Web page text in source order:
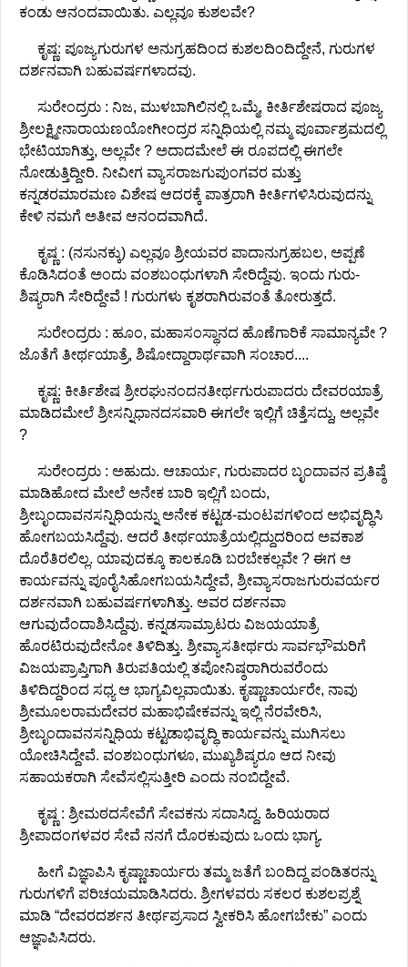
ಕಂಡು ಆನಂದವಾಯಿತು. ಎಲ್ಲವೂ ಕುಶಲವೇ?
ಕೃಷ್ಣ: ಪೂಜ್ಯಗುರುಗಳ ಅನುಗ್ರಹದಿಂದ ಕುಶಲದಿಂದಿದ್ದೇನೆ, ಗುರುಗಳ
ದರ್ಶನವಾಗಿ ಬಹುವರ್ಷಗಳಾದವು.
ಸುರೇಂದ್ರರು : ನಿಜ, ಮುಳಬಾಗಿಲಿನಲ್ಲಿ ಒಮ್ಮೆ, ಕೀರ್ತಿಶೇಷರಾದ ಪೂಜ್ಯ
ಶ್ರೀಲಕ್ಷ್ಮೀನಾರಾಯಣಯೋಗೀಂದ್ರರ ಸನ್ನಿಧಿಯಲ್ಲಿ ನಮ್ಮ ಪೂರ್ವಾಶ್ರಮದಲ್ಲಿ
ಭೇಟಿಯಾಗಿತ್ತು, ಅಲ್ಲವೇ ? ಅದಾದಮೇಲೆ ಈ ರೂಪದಲ್ಲಿ ಈಗಲೇ
ನೋಡುತ್ತಿದ್ದೀರಿ. ನೀವೀಗ ವ್ಯಾಸರಾಜಗುಪುಂಗವರ ಮತ್ತು
ಕನ್ನಡರಮಾರಮಣ ವಿಶೇಷ ಆದರಕ್ಕೆ ಪಾತ್ರರಾಗಿ ಕೀರ್ತಿಗಳಿಸಿರುವುದನ್ನು
ಕೇಳಿ ನಮಗೆ ಅತೀವ ಆನಂದವಾಗಿದೆ.
ಕೃಷ್ಣ : (ನಸುನಕ್ಕು) ಎಲ್ಲವೂ ಶ್ರೀಯವರ ಪಾದಾನುಗ್ರಹಬಲ, ಅಪ್ಪಣೆ
ಕೊಡಿಸಿದಂತೆ ಅಂದು ವಂಶಬಂಧುಗಳಾಗಿ ಸೇರಿದ್ದೆವು. ಇಂದು ಗುರು-
ಶಿಷ್ಯರಾಗಿ ಸೇರಿದ್ದೇವೆ ! ಗುರುಗಳು ಕೃಶರಾಗಿರುವಂತೆ ತೋರುತ್ತದೆ.
ಸುರೇಂದ್ರರು : ಹೂಂ, ಮಹಾಸಂಸ್ಥಾನದ ಹೊಣೆಗಾರಿಕೆ ಸಾಮಾನ್ಯವೇ ?
ಜೊತೆಗೆ ತೀರ್ಥಯಾತ್ರೆ, ಶಿಷೋದ್ದಾರಾರ್ಥವಾಗಿ ಸಂಚಾರ....
ಕೃಷ್ಣ: ಕೀರ್ತಿಶೇಷ ಶ್ರೀರಘುನಂದನತೀರ್ಥಗುರುಪಾದರು ದೇವರಯಾತ್ರೆ
ಮಾಡಿದಮೇಲೆ ಶ್ರೀಸನ್ನಿಧಾನದಸವಾರಿ ಈಗಲೇ ಇಲ್ಲಿಗೆ ಚಿತ್ತೆಸದ್ದು, ಅಲ್ಲವೇ
?
ಸುರೇಂದ್ರರು : ಅಹುದು. ಆಚಾರ್ಯ, ಗುರುಪಾದರ ಬೃಂದಾವನ ಪ್ರತಿಷ್ಠೆ
ಮಾಡಿಹೋದ ಮೇಲೆ ಅನೇಕ ಬಾರಿ ಇಲ್ಲಿಗೆ ಬಂದು,
ಶ್ರೀಬೃಂದಾವನಸನ್ನಿಧಿಯನ್ನು ಅನೇಕ ಕಟ್ಟಡ-ಮಂಟಪಗಳಿಂದ ಅಭಿವೃದ್ಧಿಸಿ
ಹೋಗಬಯಸಿದ್ದೆವು. ಆದರೆ ತೀರ್ಥಯಾತ್ರೆಯಲ್ಲಿದ್ದುದರಿಂದ ಅವಕಾಶ
ದೊರೆತಿರಲಿಲ್ಲ. ಯಾವುದಕ್ಕೂ ಕಾಲಕೂಡಿ ಬರಬೇಕಲ್ಲವೇ ? ಈಗ ಆ
ಕಾರ್ಯವನ್ನು ಪೂರೈಸಿಹೋಗಬಯಸಿದ್ದೇವೆ, ಶ್ರೀವ್ಯಾಸರಾಜಗುರುವರ್ಯರ
ದರ್ಶನವಾಗಿ ಬಹುವರ್ಷಗಳಾಗಿತ್ತು. ಅವರ ದರ್ಶನವಾ
ಆಗುವುದೆಂದಾಶಿಸಿದ್ದೆವು. ಕನ್ನಡಸಾಮ್ರಾಟರು ವಿಜಯಯಾತ್ರೆ
ಹೊರಟಿರುವುದೇನೋ ತಿಳಿದಿತ್ತು. ಶ್ರೀವ್ಯಾಸತೀರ್ಥರು ಸಾರ್ವಭೌಮರಿಗೆ
ವಿಜಯಪ್ರಾಪ್ತಿಗಾಗಿ ತಿರುಪತಿಯಲ್ಲಿ ತಪೋನಿಷ್ಠರಾಗಿರುವರೆಂದು
ತಿಳಿದಿದ್ದರಿಂದ ಸಧ್ಯ ಆ ಭಾಗ್ಯವಿಲ್ಲವಾಯಿತು. ಕೃಷ್ಣಾಚಾರ್ಯರೇ, ನಾವು
ಶ್ರೀಮೂಲರಾಮದೇವರ ಮಹಾಭಿಷೇಕವನ್ನು ಇಲ್ಲಿ ನೆರವೇರಿಸಿ,
ಶ್ರೀಬೃಂದಾವನಸನ್ನಿಧಿಯ ಕಟ್ಟಡಾಭಿವೃದ್ಧಿ ಕಾರ್ಯವನ್ನು ಮುಗಿಸಲು
ಯೋಚಿಸಿದ್ದೇವೆ. ವಂಶಬಂಧುಗಳೂ, ಮುಖ್ಯಶಿಷ್ಯರೂ ಆದ ನೀವು
ಸಹಾಯಕರಾಗಿ ಸೇವೆಸಲ್ಲಿಸುತ್ತೀರಿ ಎಂದು ನಂಬಿದ್ದೇವೆ.
ಕೃಷ್ಣ : ಶ್ರೀಮಠದಸೇವೆಗೆ ಸೇವಕನು ಸದಾಸಿದ್ದ. ಹಿರಿಯರಾದ
ಶ್ರೀಪಾದಂಗಳವರ ಸೇವೆ ನನಗೆ ದೊರಕುವುದು ಒಂದು ಭಾಗ್ಯ.
ಹೀಗೆ ವಿಜ್ಞಾಪಿಸಿ ಕೃಷ್ಣಾಚಾರ್ಯರು ತಮ್ಮ ಜತೆಗೆ ಬಂದಿದ್ದ ಪಂಡಿತರನ್ನು
ಗುರುಗಳಿಗೆ ಪರಿಚಯಮಾಡಿಸಿದರು. ಶ್ರೀಗಳವರು ಸಕಲರ ಕುಶಲಪ್ರಶ್ನೆ
ಮಾಡಿ “ದೇವರದರ್ಶನ ತೀರ್ಥಪ್ರಸಾದ ಸ್ವೀಕರಿಸಿ ಹೋಗಬೇಕು” ಎಂದು
ಆಜ್ಞಾಪಿಸಿದರು.